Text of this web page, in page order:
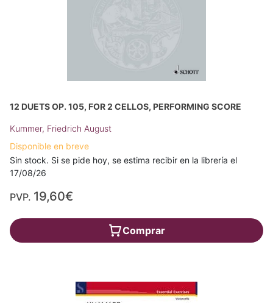
12 DUETS OP. 105, FOR 2 CELLOS, PERFORMING SCORE
Kummer, Friedrich August
Disponible en breve
Sin stock. Si se pide hoy, se estima recibir en la librería el
17/08/26
PVP. 19,60€
Comprar